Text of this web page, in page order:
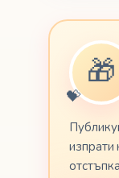
🇫🇷
🇪🇸 Galego
🇲🇰
🎁
💝